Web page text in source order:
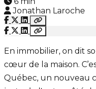
Jonathan Laroche
En immobilier, on dit
cœur de la maison.
Québec, un nouveau